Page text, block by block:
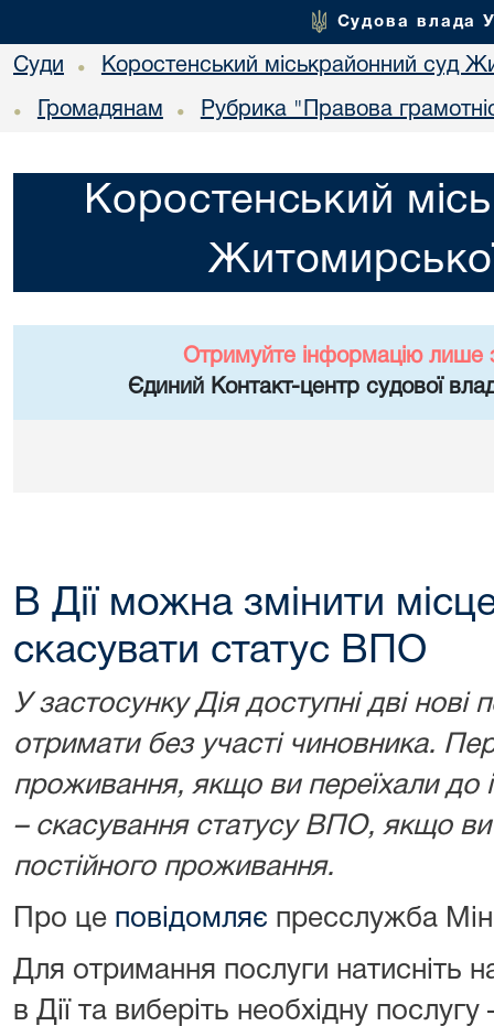
Судова влада
Суди • Коростенський міськрайонний суд
• Громадянам • Рубрика "Правова
Коростенський
Отримуйте інформацію лише
Єдиний Контакт-центр судової
В Дії можна змінити
скасувати статус ВПО
У застосунку Дія доступні дві
отримати без участі чиновника.
проживання, якщо ви переїхали до
– скасування статусу ВПО, якщо
постійного проживання.
Про це повідомляє пресслужба
Для отримання послуги натисніть
в Дії та виберіть необхідну